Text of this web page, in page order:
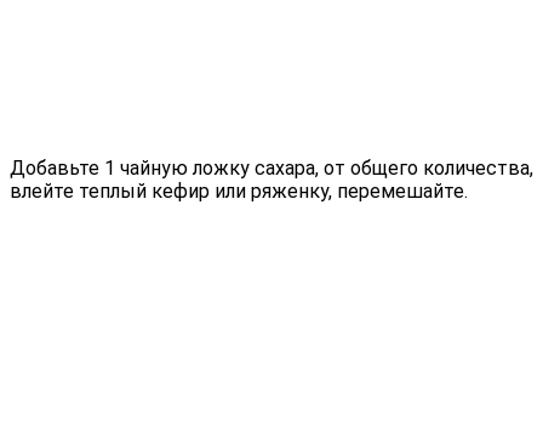
Добавьте 1 чайную ложку сахара, от общего количества,
влейте теплый кефир или ряженку, перемешайте.